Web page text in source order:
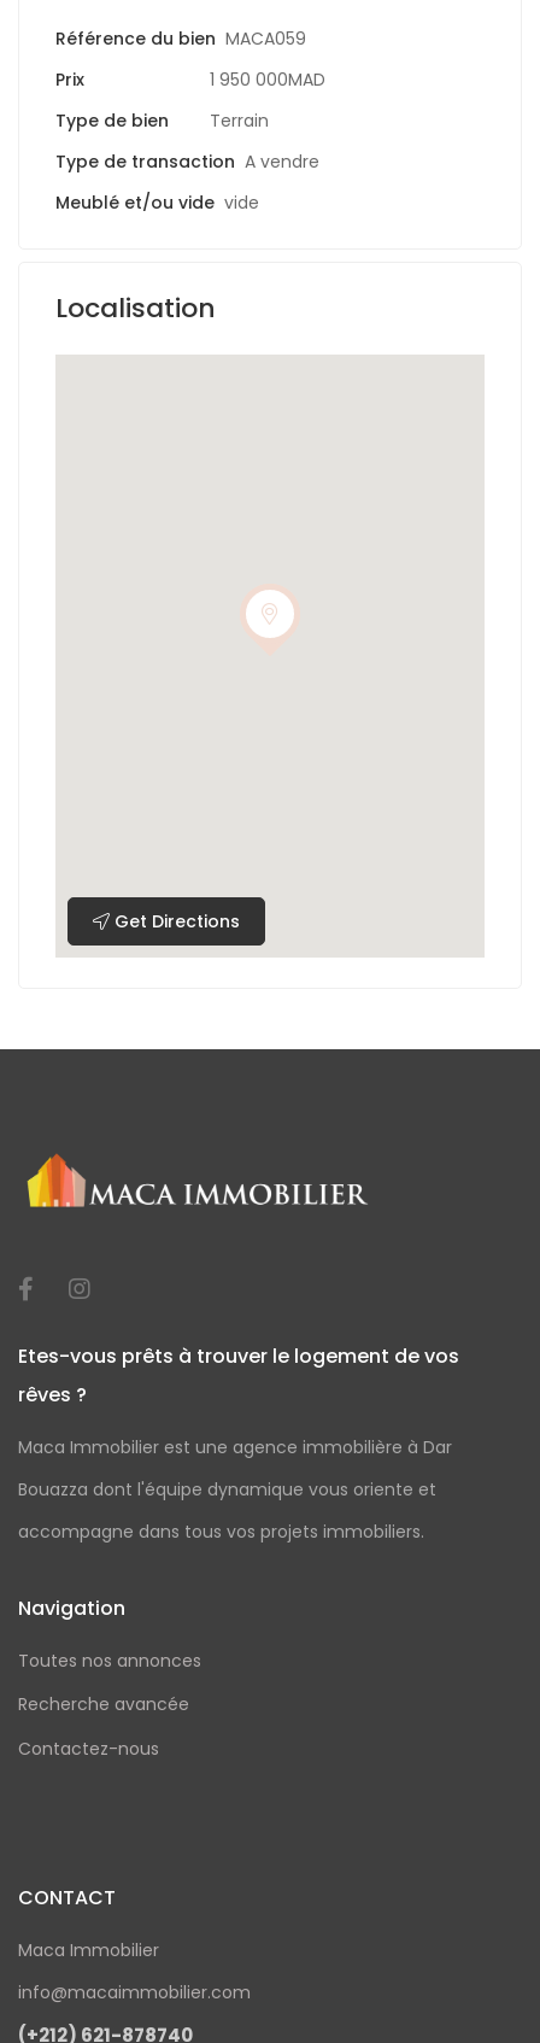
Référence du bien MACA059
Prix
1 950 000MAD
Type de bien
Terrain
Type de transaction A vendre
Meublé et/ou vide vide
Localisation
Get Directions
Etes-vous prêts à trouver le logement de vos
rêves ?
Maca Immobilier est une agence immobilière à Dar
Bouazza dont l'équipe dynamique vous oriente et
accompagne dans tous vos projets immobiliers.
Navigation
Toutes nos annonces
Recherche avancée
Contactez-nous
CONTACT
Maca Immobilier
info@macaimmobilier.com
(+212) 621-878740